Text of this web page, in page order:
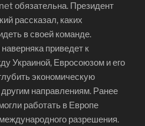
обязательна. Президент
рассказал, каких
в своей команде.
приведет к
Украиной, Евросоюзом и его
экономическую
направлениям. Ранее
работать в Европе
разрешения.